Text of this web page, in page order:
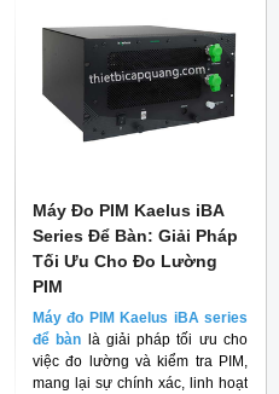
Máy Đo PIM Kaelus iBA
Series Để Bàn: Giải Pháp
Tối Ưu Cho Đo Lường
PIM
Máy đo PIM Kaelus iBA series
để bàn là giải pháp tối ưu cho
việc đo lường và kiểm tra PIM,
mang lại sự chính xác, linh hoạt